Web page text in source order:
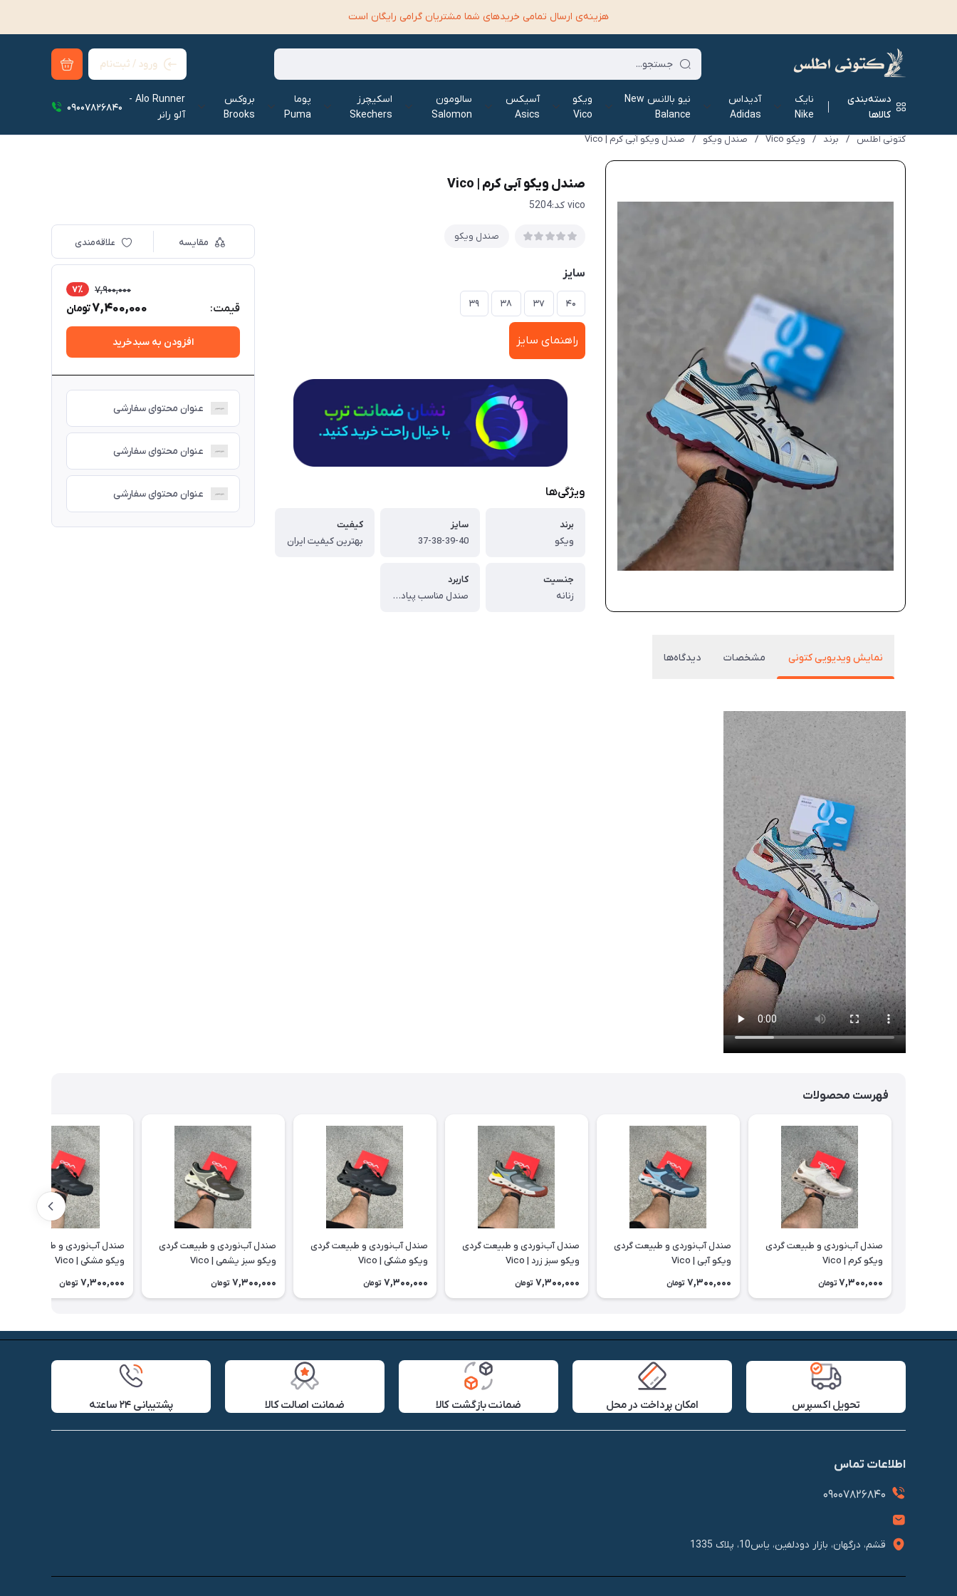
هزینه‌ی ارسال تمامی خرید‌های شما مشتریان گرامی رایگان است
ورود / ثبت‌نام
دسته‌بندی
کالاها
نایک
Nike
آدیداس
Adidas
نیو بالانس New
Balance
ویکو
Vico
آسیکس
Asics
سالومون
Salomon
اسکیچرز
Skechers
پوما
Puma
بروکس
Brooks
Alo Runner -
آلو رانر‌
09007826840
کتونی اطلس / برند / ویکو Vico / صندل ویکو / صندل ویکو آبی کرم | Vico
صندل ویکو آبی کرم | Vico
vico کد:5204
صندل ویکو
سایز
۴۰ ۳۷ ۳۸ ۳۹
راهنمای سایز
ویژگی‌ها
برند
ویکو
سایز
37-38-39-40
کیفیت
بهترین کیفیت ایران
جنسیت
زنانه
کاربرد
صندل مناسب پیاده روی و آب نوردی
مقایسه علاقه‌مندی
قیمت:
7,900,000 7٪
7,400,000تومان
افزودن به سبدخرید
عنوان محتوای سفارشی
عنوان محتوای سفارشی
عنوان محتوای سفارشی
نمایش ویدیویی کتونی مشخصات دیدگاه‌ها
فهرست محصولات
صندل آب‌نوردی و طبیعت گردی
ویکو کرم | Vico
7,300,000 تومان
صندل آب‌نوردی و طبیعت گردی
ویکو آبی | Vico
7,300,000 تومان
صندل آب‌نوردی و طبیعت گردی
ویکو سبز زرد | Vico
7,300,000 تومان
صندل آب‌نوردی و طبیعت گردی
ویکو مشکی | Vico
7,300,000 تومان
صندل آب‌نوردی و طبیعت گردی
ویکو سبز یشمی | Vico
7,300,000 تومان
صندل آب‌نوردی و طبیعت گردی
ویکو مشکی | Vico
7,300,000 تومان
تحویل اکسپرس امکان پرداخت در محل ضمانت بازگشت کالا ضمانت اصالت کالا پشتیبانی ۲۴ ساعته
اطلاعات تماس
09007826840
قشم، درگهان، بازار دودلفین، یاس10، پلاک 1335